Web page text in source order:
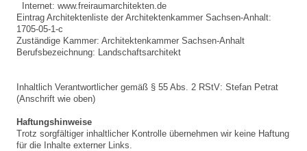
Internet: www.freiraumarchitekten.de
Eintrag Architektenliste der Architektenkammer Sachsen-Anhalt:
1705-05-1-c
Zuständige Kammer: Architektenkammer Sachsen-Anhalt
Berufsbezeichnung: Landschaftsarchitekt
Inhaltlich Verantwortlicher gemäß § 55 Abs. 2 RStV: Stefan Petrat
(Anschrift wie oben)
Haftungshinweise
Trotz sorgfältiger inhaltlicher Kontrolle übernehmen wir keine Haftung
für die Inhalte externer Links.